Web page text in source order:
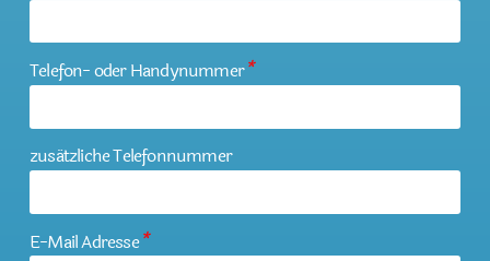
Telefon- oder Handynummer*
zusätzliche Telefonnummer
E-Mail Adresse*